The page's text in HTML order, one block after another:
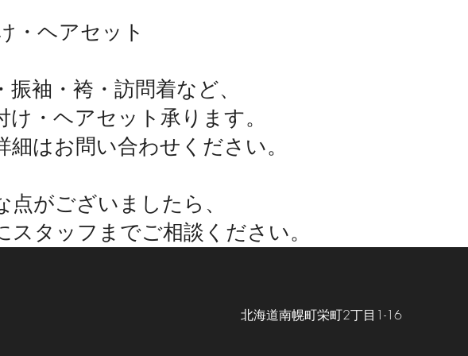
・ヘアセット
振袖・袴・訪問着など、
け・ヘアセット承ります。
細はお問い合わせください。
点がございましたら、
スタッフまでご相談ください。
北海道南幌町栄町2丁目1-16